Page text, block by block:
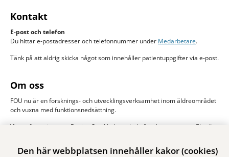
Den här webbplatsen innehåller kakor (cookies)
Kontakt
E-post och telefon
Du hittar e-postadresser och telefonnummer under Medarbetare.
Tänk på att aldrig skicka något som innehåller patientuppgifter via e-post.
Om oss
FOU nu är en forsknings- och utvecklingsverksamhet inom äldreområdet
och vuxna med funktionsnedsättning.
Vi samfinansieras av Region Stockholm och de åtta kommunerna Ekerö,
Upplands Väsby. Huvudman är Stockholms läns sjukvårdsområde, SLSO.